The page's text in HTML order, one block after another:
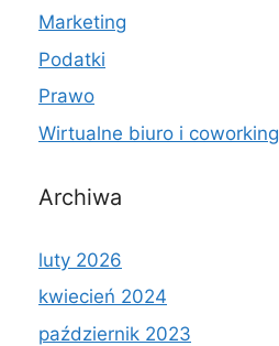
Marketing
Podatki
Prawo
Wirtualne biuro i coworking
Archiwa
luty 2026
kwiecień 2024
październik 2023